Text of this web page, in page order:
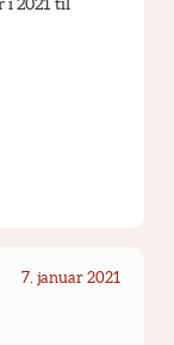
7. januar 2021